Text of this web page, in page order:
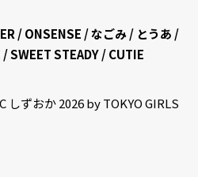
/ ONSENSE / なごみ / とうあ /
/ SWEET STEADY / CUTIE
しずおか 2026 by TOKYO GIRLS